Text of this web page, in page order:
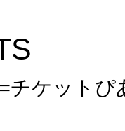
チケットぴ